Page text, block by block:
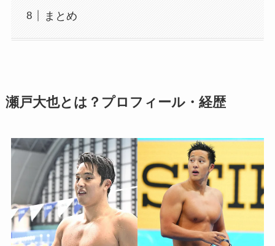
まとめ
瀬戸大也とは？プロフィール・経歴